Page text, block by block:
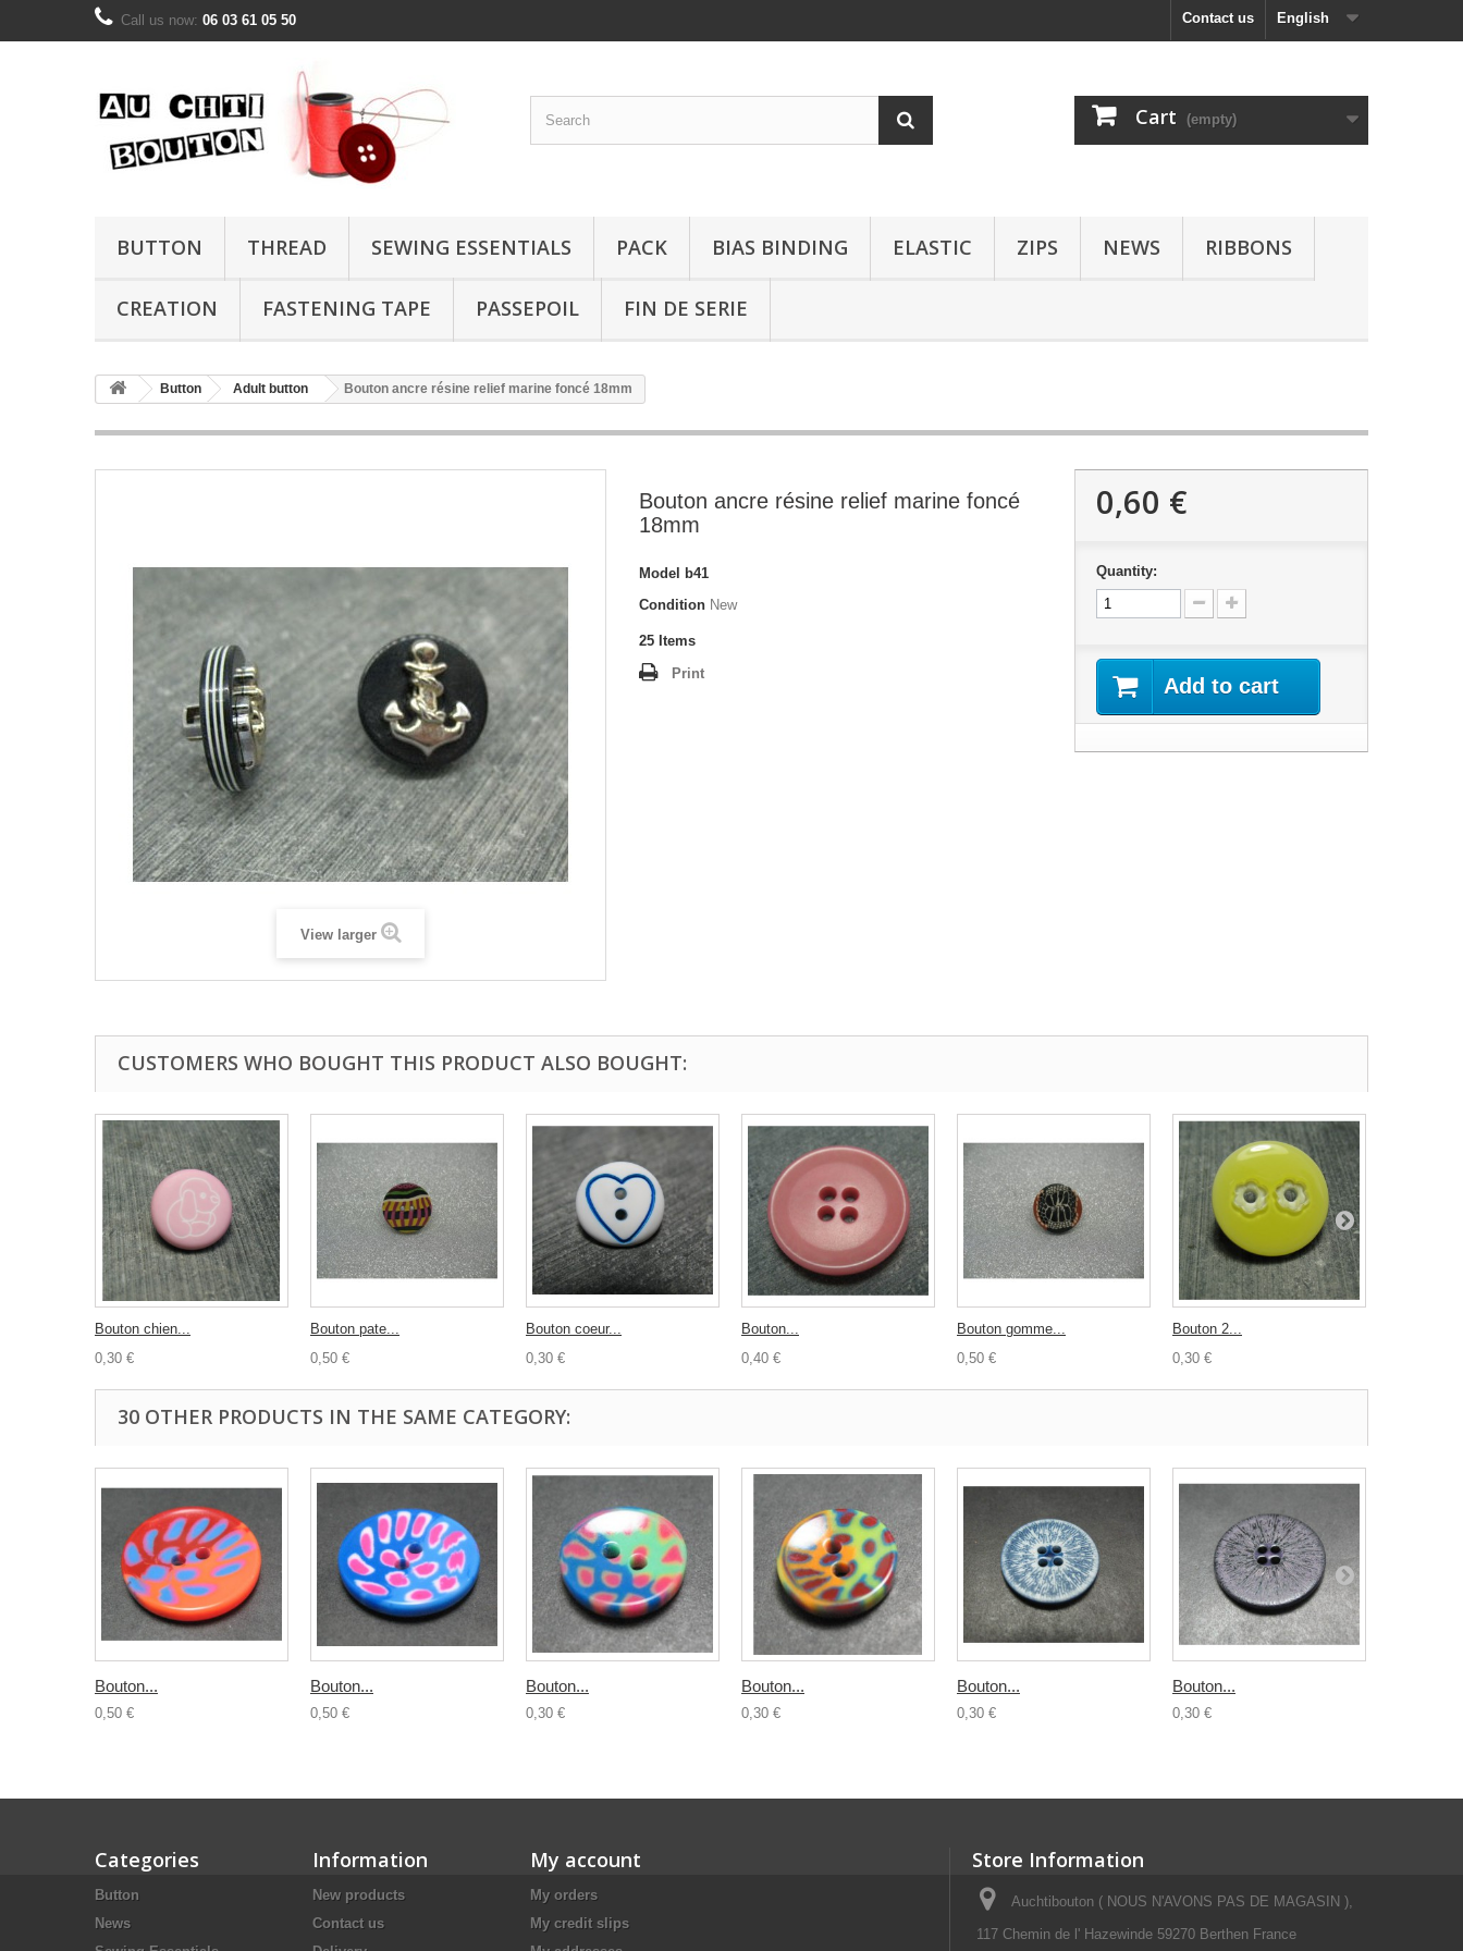
English
Contact us
Call us now: 06 03 61 05 50
Cart (empty)
BUTTON THREAD SEWING ESSENTIALS PACK BIAS BINDING ELASTIC ZIPS NEWS RIBBONS
CREATION FASTENING TAPE PASSEPOIL FIN DE SERIE
Button Adult button Bouton ancre résine relief marine foncé 18mm
View larger
Bouton ancre résine relief marine foncé
18mm
Model
b41
Condition New
25 Items
Print
0,60 €
Quantity:
Add to cart
CUSTOMERS WHO BOUGHT THIS PRODUCT ALSO BOUGHT:
Bouton chien...
0,30 €
Bouton pate...
0,50 €
Bouton coeur...
0,30 €
Bouton...
0,40 €
Bouton gomme...
0,50 €
Bouton 2...
0,30 €
30 OTHER PRODUCTS IN THE SAME CATEGORY:
Bouton...
0,50 €
Bouton...
0,50 €
Bouton...
0,30 €
Bouton...
0,30 €
Bouton...
0,30 €
Bouton...
0,30 €
Categories
Button
News
Information
New products
Contact us
My account
My orders
My credit slips
Store Information
Auchtibouton ( NOUS N'AVONS PAS DE MAGASIN ),
117 Chemin de l' Hazewinde 59270 Berthen France